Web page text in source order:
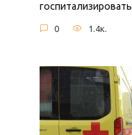
госпитализировать
0 1.4к.